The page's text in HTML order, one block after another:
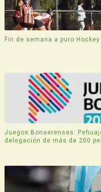
Fin de semana a puro
Juegos Bonaerenses:
delegación de más de 200